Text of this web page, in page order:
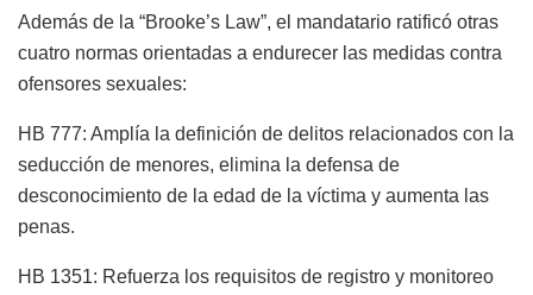
Además de la “Brooke’s Law”, el mandatario ratificó otras
cuatro normas orientadas a endurecer las medidas contra
ofensores sexuales:
HB 777: Amplía la definición de delitos relacionados con la
seducción de menores, elimina la defensa de
desconocimiento de la edad de la víctima y aumenta las
penas.
HB 1351: Refuerza los requisitos de registro y monitoreo